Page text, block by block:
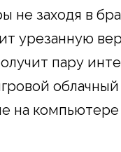
не заходя в
урезанную
пару
на компьютере